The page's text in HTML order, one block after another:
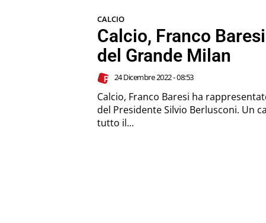
CALCIO
Calcio, Franco
del Grande Milan
24 Dicembre 2022 - 08:53
Calcio, Franco Baresi ha
del Presidente Silvio Berlusconi. Un
tutto il...